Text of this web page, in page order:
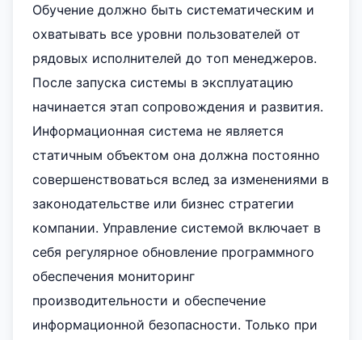
Обучение должно быть систематическим и
охватывать все уровни пользователей от
рядовых исполнителей до топ менеджеров.
После запуска системы в эксплуатацию
начинается этап сопровождения и развития.
Информационная система не является
статичным объектом она должна постоянно
совершенствоваться вслед за изменениями в
законодательстве или бизнес стратегии
компании. Управление системой включает в
себя регулярное обновление программного
обеспечения мониторинг
производительности и обеспечение
информационной безопасности. Только при